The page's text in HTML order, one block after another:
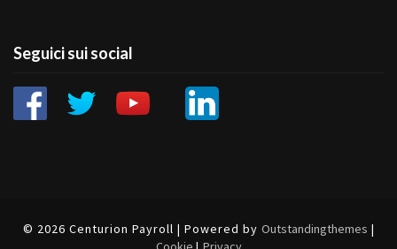
Seguici sui social
© 2026 Centurion Payroll | Powered by Outstandingthemes |